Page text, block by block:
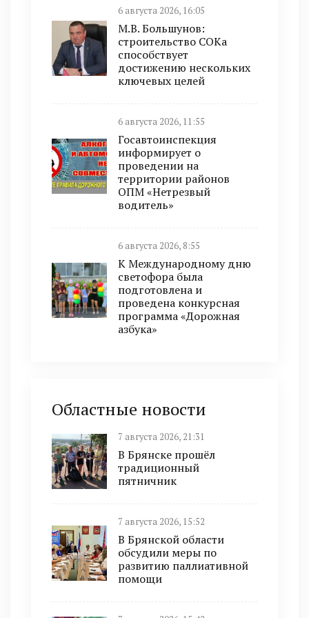
6 августа 2026, 16:05
М.В. Большунов:
строительство СОКа
способствует
достижению нескольких
ключевых целей
6 августа 2026, 11:55
Госавтоинспекция
информирует о
проведении на
территории районов
ОПМ «Нетрезвый
водитель»
6 августа 2026, 8:55
К Международному дню
светофора была
подготовлена и
проведена конкурсная
программа «Дорожная
азбука»
Областные новости
7 августа 2026, 21:31
В Брянске прошёл
традиционный
пятничник
7 августа 2026, 15:52
В Брянской области
обсудили меры по
развитию паллиативной
помощи